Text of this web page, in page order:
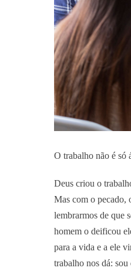
O trabalho não é
Deus criou o
Mas com o pecado,
lembrarmos de que
homem o deificou
para a vida e a ele
trabalho nos dá: